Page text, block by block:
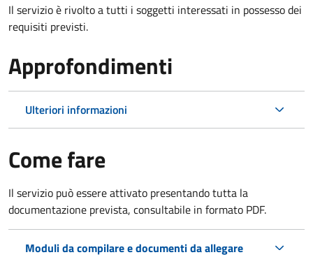
Il servizio è rivolto a tutti i soggetti interessati in possesso dei
requisiti previsti.
Approfondimenti
Ulteriori informazioni
Come fare
Il servizio può essere attivato presentando tutta la
documentazione prevista, consultabile in formato PDF.
Moduli da compilare e documenti da allegare